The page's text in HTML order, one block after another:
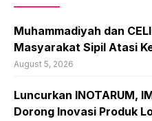
Muhammadiyah dan
Masyarakat Sipil Atasi
August 5, 2026
Luncurkan INOTARUM,
Dorong Inovasi Produk